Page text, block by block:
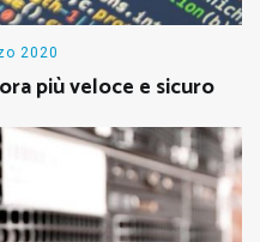
2020
più veloce e sicuro